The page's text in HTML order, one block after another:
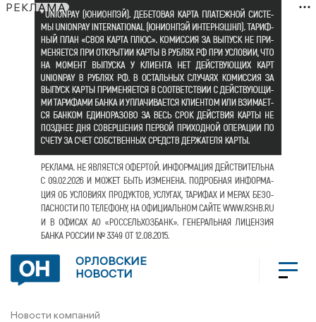
РЕКЛАМА
ОРЛОВСКИЕ
НОВОСТИ
Новости компаний